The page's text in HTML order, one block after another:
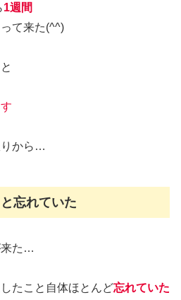
1週間
て来た(^^)
りから…
忘れていた
来た…
たこと自体ほとんど忘れていた